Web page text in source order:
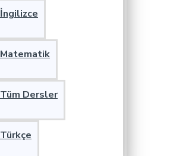
İngilizce
Matematik
Tüm Dersler
Türkçe